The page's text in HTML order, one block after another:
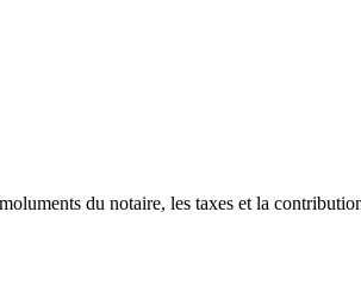
du notaire, les taxes et la